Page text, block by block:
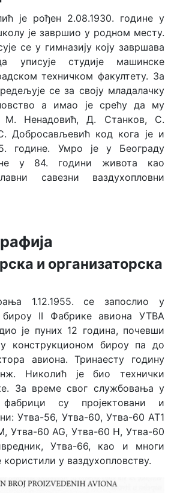
је рођен 2.08.1930. године у
је завршио у родном месту.
се у гимназију коју завршава
уписује студије машинске
техничком факултету. За
се за своју младалачку
а имао је срећу да му
М. Ненадовић, Д. Станков, С.
Добросављевић код кога је и
године. Умро је у Београду
у 84. години живота као
савезни ваздухопловни
и организаторска
1.12.1955. се запослио у
бироу II Фабрике авиона УТВА
је пуних 12 година, почевши
конструкционом бироу па до
авиона. Тринаесту годину
Николић је био технички
За време свог службовања у
су пројектовани и
Утва-56, Утва-60, Утва-60 АТ1
Утва-60 AG, Утва-60 Н, Утва-60
Утва-66, као и многи
користили у ваздухопловству.